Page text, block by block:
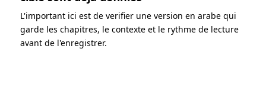
L'important ici est de verifier une version en arabe qui
garde les chapitres, le contexte et le rythme de lecture
avant de l'enregistrer.